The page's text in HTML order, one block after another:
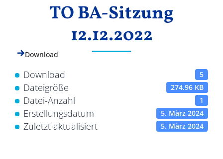
TO BA-Sitzung
12.12.2022
Download
Download 5
Dateigröße 274.96 KB
Datei-Anzahl 1
Erstellungsdatum 5. März 2024
Zuletzt aktualisiert 5. März 2024